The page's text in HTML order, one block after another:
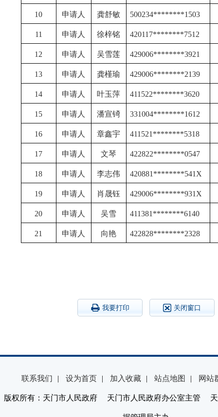
10 申请人 龚舒敏 500234********1503
11 申请人 徐梓铭 420117********7512
12 申请人 吴雪莲 429006********3921
13 申请人 龚槿瑜 429006********2139
14 申请人 叶玉萍 411522********3620
15 申请人 潘宣锜 331004********1612
16 申请人 章鑫宇 411521********5318
17 申请人 文琴 422822********0547
18 申请人 李志伟 420881********541X
19 申请人 肖晟钰 429006********931X
20 申请人 吴雪 411381********6140
21 申请人 向艳 422828********2328
我要打印 关闭窗口
联系我们 | 设为首页 | 加入收藏 | 站点地图 | 网站
版权所有：天门市人民政府 天门市人民政府办公室主管 天